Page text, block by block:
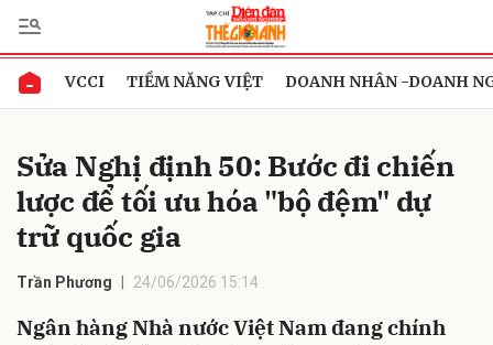
VCCI TIỀM NĂNG VIỆT DOANH NHÂN -DOANH
Sửa Nghị định 50: Bước đi chiến
lược để tối ưu hóa "bộ đệm" dự
trữ quốc gia
Trần Phương 24/06/2026 15:14
Ngân hàng Nhà nước Việt Nam đang chính
Gửi bình luận
Hủy Gửi